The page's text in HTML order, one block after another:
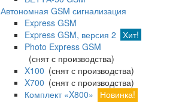
Автономная GSM сигнализация
Express GSM
Express GSM, версия 2 Хит!
Photo Express GSM
(снят с производства)
X100 (снят с производства)
X700 (снят с производства)
Комплект «X800»
Новинка!